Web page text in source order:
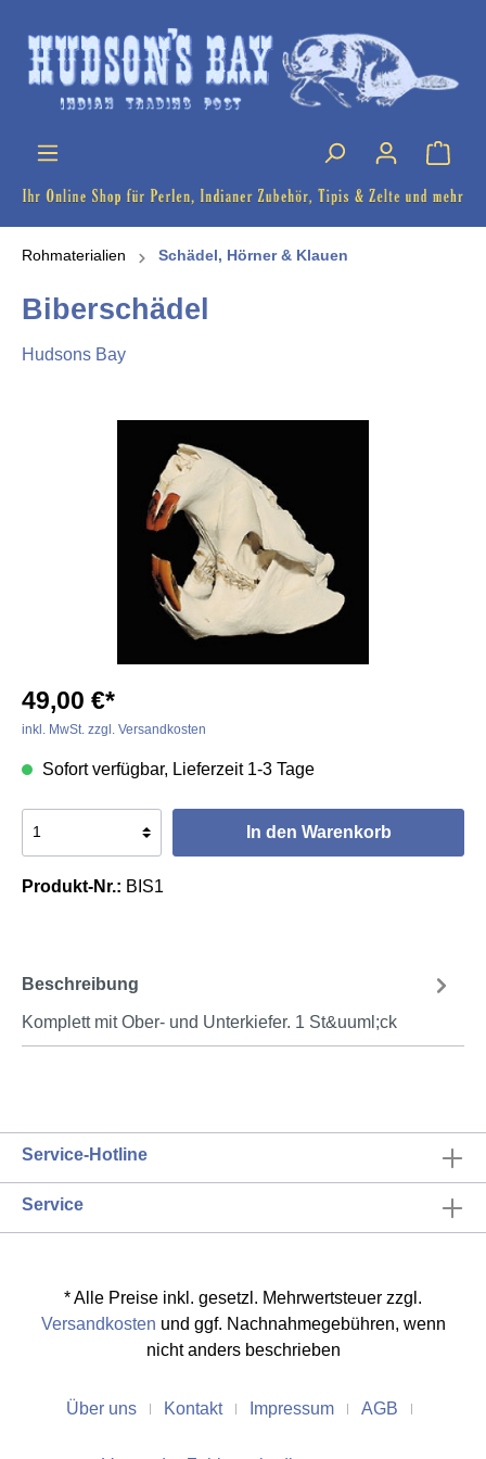
Rohmaterialien Schädel, Hörner & Klauen
Biberschädel
Hudsons Bay
49,00 €*
inkl. MwSt. zzgl. Versandkosten
Sofort verfügbar, Lieferzeit 1-3 Tage
In den Warenkorb
Produkt-Nr.: BIS1
Beschreibung
Komplett mit Ober- und Unterkiefer. 1 St&uuml;ck
Service-Hotline
Service
* Alle Preise inkl. gesetzl. Mehrwertsteuer zzgl.
Versandkosten und ggf. Nachnahmegebühren, wenn
nicht anders beschrieben
Über uns Kontakt Impressum AGB